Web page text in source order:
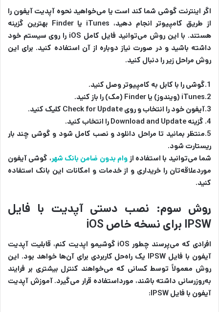
اگر اینترنت گوشی شما کند است یا می‌خواهید نحوه آپدیت آیفون را
از طریق کامپیوتر انجام دهید، iTunes یا Finder بهترین گزینه
هستند. با این روش می‌توانید فایل کامل iOS را روی سیستم خود
داشته باشید و در صورت نیاز دوباره از آن استفاده کنید. برای این
روش مراحل زیر را دنبال کنید.
1.گوشی را با کابل به کامپیوتر وصل کنید.
2.iTunes (ویندوز) یا Finder (مک) را باز کنید.
3.آیفون خود را انتخاب و روی Check for Update کلیک کنید.
4. گزینه Download and Update را انتخاب کنید.
5.منتظر بمانید تا مراحل دانلود و نصب کامل شود و گوشی چند بار
ریستارت شود.
شما می‌توانید با استفاده از وام بدون ضامن بانک شهر، گوشی آیفون
موردعلاقه‌تان را خریداری و از خدمات و امکانات این بانک استفاده
کنید.
روش سوم: نصب دستی آپدیت با فایل
IPSW برای نسخه خاص iOS
افرادی که می‌پرسند چطور iOS گوشیمو اپدیت کنم، قابلیت آپدیت
آیفون با فایل IPSW یک راه‌حل کاربردی برای آن‌ها خواهد بود. این
روش معمولاً توسط کسانی که می‌خواهند کنترل بیشتری بر فرایند
به‌روزرسانی داشته باشند، مورداستفاده قرار می‌گیرد. آموزش آپدیت
آیفون با فایل IPSW: